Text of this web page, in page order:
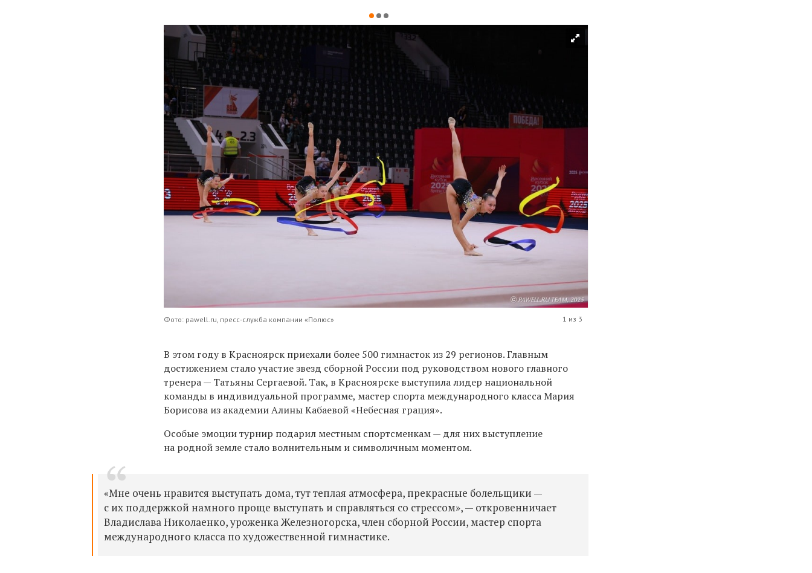
Фото: pawell.ru, пресс-служба компании «Полюс» 1 из 3
В этом году в Красноярск приехали более 500 гимнасток из 29 регионов. Главным
достижением стало участие звезд сборной России под руководством нового главного
тренера — Татьяны Сергаевой. Так, в Красноярске выступила лидер национальной
команды в индивидуальной программе, мастер спорта международного класса Мария
Борисова из академии Алины Кабаевой «Небесная грация».
Особые эмоции турнир подарил местным спортсменкам — для них выступление
на родной земле стало волнительным и символичным моментом.
«Мне очень нравится выступать дома, тут теплая атмосфера, прекрасные болельщики —
с их поддержкой намного проще выступать и справляться со стрессом», — откровенничает
Владислава Николаенко, уроженка Железногорска, член сборной России, мастер спорта
международного класса по художественной гимнастике.